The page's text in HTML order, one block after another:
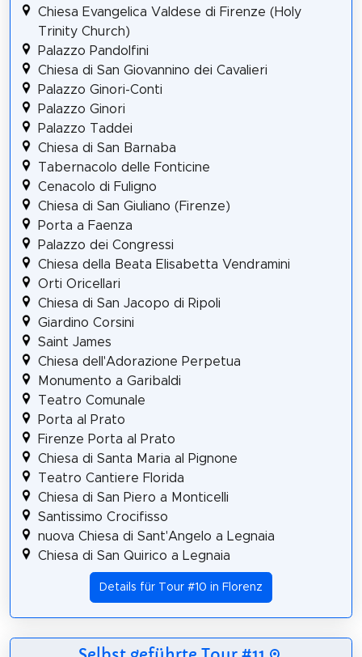
Chiesa Evangelica Valdese di Firenze (Holy
Trinity Church)
Palazzo Pandolfini
Chiesa di San Giovannino dei Cavalieri
Palazzo Ginori-Conti
Palazzo Ginori
Palazzo Taddei
Chiesa di San Barnaba
Tabernacolo delle Fonticine
Cenacolo di Fuligno
Chiesa di San Giuliano (Firenze)
Porta a Faenza
Palazzo dei Congressi
Chiesa della Beata Elisabetta Vendramini
Orti Oricellari
Chiesa di San Jacopo di Ripoli
Giardino Corsini
Saint James
Chiesa dell'Adorazione Perpetua
Monumento a Garibaldi
Teatro Comunale
Porta al Prato
Firenze Porta al Prato
Chiesa di Santa Maria al Pignone
Teatro Cantiere Florida
Chiesa di San Piero a Monticelli
Santissimo Crocifisso
nuova Chiesa di Sant'Angelo a Legnaia
Chiesa di San Quirico a Legnaia
Details für Tour #10 in Florenz